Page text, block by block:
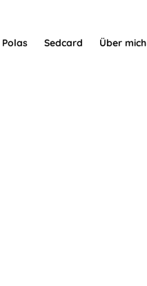
Polas Sedcard Über mich